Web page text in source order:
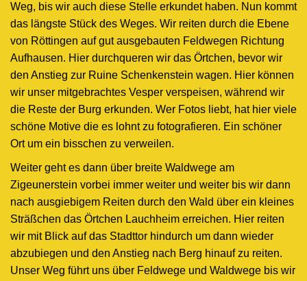
Weg, bis wir auch diese Stelle erkundet haben. Nun kommt
das längste Stück des Weges. Wir reiten durch die Ebene
von Röttingen auf gut ausgebauten Feldwegen Richtung
Aufhausen. Hier durchqueren wir das Örtchen, bevor wir
den Anstieg zur Ruine Schenkenstein wagen. Hier können
wir unser mitgebrachtes Vesper verspeisen, während wir
die Reste der Burg erkunden. Wer Fotos liebt, hat hier viele
schöne Motive die es lohnt zu fotografieren. Ein schöner
Ort um ein bisschen zu verweilen.
Weiter geht es dann über breite Waldwege am
Zigeunerstein vorbei immer weiter und weiter bis wir dann
nach ausgiebigem Reiten durch den Wald über ein kleines
Sträßchen das Örtchen Lauchheim erreichen. Hier reiten
wir mit Blick auf das Stadttor hindurch um dann wieder
abzubiegen und den Anstieg nach Berg hinauf zu reiten.
Unser Weg führt uns über Feldwege und Waldwege bis wir